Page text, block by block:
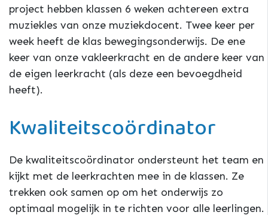
project hebben klassen 6 weken achtereen extra
muziekles van onze muziekdocent. Twee keer per
week heeft de klas bewegingsonderwijs. De ene
keer van onze vakleerkracht en de andere keer van
de eigen leerkracht (als deze een bevoegdheid
heeft).
Kwaliteitscoördinator
De kwaliteitscoördinator ondersteunt het team en
kijkt met de leerkrachten mee in de klassen. Ze
trekken ook samen op om het onderwijs zo
optimaal mogelijk in te richten voor alle leerlingen.